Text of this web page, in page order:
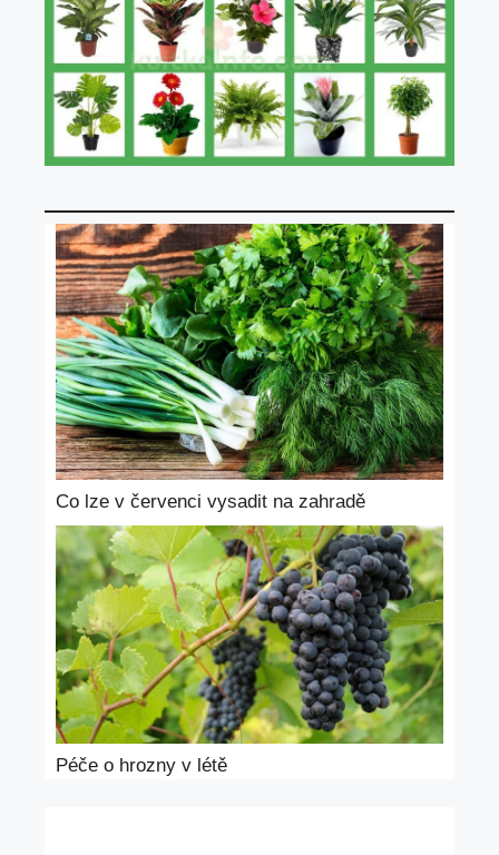
Co lze v červenci vysadit na zahradě
Péče o hrozny v létě